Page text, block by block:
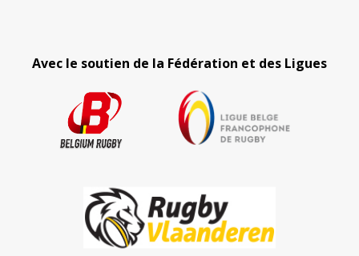
Avec le soutien de la Fédération et des Ligues